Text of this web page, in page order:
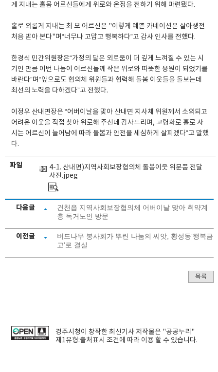
게 지내는 홀몸 어르신들에게 위로와 온정을 전하기 위해 마련됐다.
홀로 외롭게 지내는 최 모 어르신은 "이렇게 예쁜 카네이션은 살아생전
처음 받아 본다"며“너무나 고맙고 행복하다”고 감사 인사를 전했다.
한경식 민간위원장은“가정의 달은 외로움이 더 깊게 느껴질 수 있는 시
기인 만큼 이번 나눔이 어르신들께 작은 위로와 따뜻한 응원이 되었기를
바란다”며“앞으로도 협의체 위원들과 협력해 돌봄 이웃들을 돌보는데
최선의 노력을 다하겠다”고 전했다.
이정우 산내면장은 “어버이날을 맞아 산내면 지사체 위원께서 소외되고
어려운 이웃을 직접 찾아 위로해 주신데 감사드리며, 고령화로 홀로 사
시는 어르신이 늘어남에 따라 돌봄과 안전을 세심하게 살피겠다”고 말했
다.
파일
4-1. 산내면)지역사회보장협의체 돌봄이웃 위문품 전달
사진.jpeg
다음글
건천읍 지역사회보장협의체 어버이날 맞아 취약계
층 독거노인 방문
이전글
버드나무 봉사회가 뿌린 나눔의 씨앗, 황성동‘행복금
고’로 결실
목록
경주시청이 창작한최신기사 저작물은 "공공누리"
제1유형:출처표시 조건에 따라 이용 할 수 있습니다.